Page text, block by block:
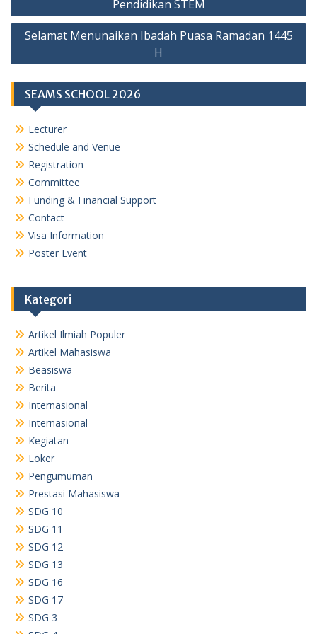
Pendidikan STEM
Selamat Menunaikan Ibadah Puasa Ramadan 1445
H
SEAMS SCHOOL 2026
Lecturer
Schedule and Venue
Registration
Committee
Funding & Financial Support
Contact
Visa Information
Poster Event
Kategori
Artikel Ilmiah Populer
Artikel Mahasiswa
Beasiswa
Berita
Internasional
Internasional
Kegiatan
Loker
Pengumuman
Prestasi Mahasiswa
SDG 10
SDG 11
SDG 12
SDG 13
SDG 16
SDG 17
SDG 3